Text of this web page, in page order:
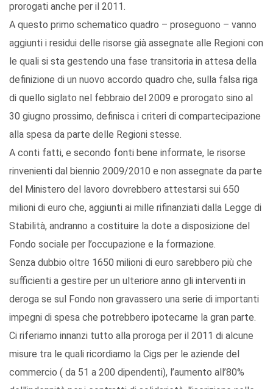
prorogati anche per il 2011.
A questo primo schematico quadro – proseguono – vanno
aggiunti i residui delle risorse già assegnate alle Regioni con
le quali si sta gestendo una fase transitoria in attesa della
definizione di un nuovo accordo quadro che, sulla falsa riga
di quello siglato nel febbraio del 2009 e prorogato sino al
30 giugno prossimo, definisca i criteri di compartecipazione
alla spesa da parte delle Regioni stesse.
A conti fatti, e secondo fonti bene informate, le risorse
rinvenienti dal biennio 2009/2010 e non assegnate da parte
del Ministero del lavoro dovrebbero attestarsi sui 650
milioni di euro che, aggiunti ai mille rifinanziati dalla Legge di
Stabilità, andranno a costituire la dote a disposizione del
Fondo sociale per l’occupazione e la formazione.
Senza dubbio oltre 1650 milioni di euro sarebbero più che
sufficienti a gestire per un ulteriore anno gli interventi in
deroga se sul Fondo non gravassero una serie di importanti
impegni di spesa che potrebbero ipotecarne la gran parte.
Ci riferiamo innanzi tutto alla proroga per il 2011 di alcune
misure tra le quali ricordiamo la Cigs per le aziende del
commercio ( da 51 a 200 dipendenti), l’aumento all’80%